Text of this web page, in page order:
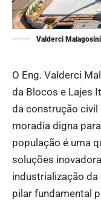
Valderci
O Eng. Valderci
da Blocos e Lajes
da construção civil
moradia digna
população é uma
soluções
industrialização
pilar fundamental